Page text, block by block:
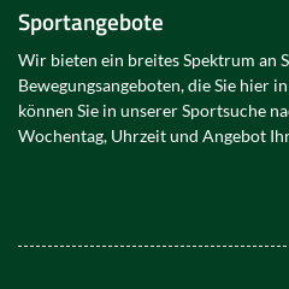
Sportangebote
Wir bieten ein breites Spektrum an
Bewegungsangeboten, die Sie hier
können Sie in unserer Sportsuche
Wochentag, Uhrzeit und Angebot